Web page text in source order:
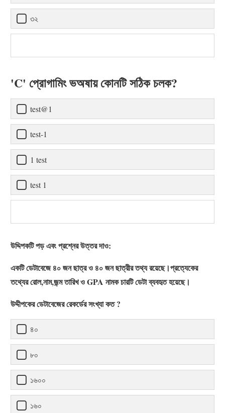
৩২
'C' প্রোগামিং ভঅষায় কোনটি সঠিক চলক?
test@1
test-1
1 test
test 1
উদ্দিপকটি পড় এবং প্রশ্নের উত্তর দাও:
একটি ডেটাবেজে ৪০ জন ছাত্র ও ৪০ জন ছাত্রীর তথ্য রয়েছে।প্রত্যেকের
তথ্যের রোল,নাম,জন্ম তারিখ ও GPA নামক চারটি ডেটা ব্যবহৃত হয়েছে।
উদ্দীপকের ডেটাবেজের রেকর্ডের সংখ্যা কত ?
৪০
৮০
১৬০০
১৬০